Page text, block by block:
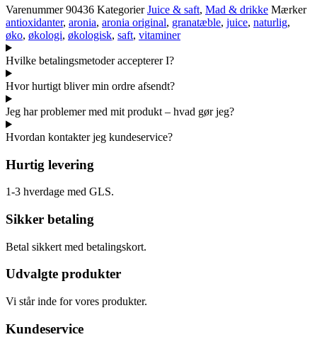
BEMÆRK
MIN
6
FLASKER
PR:
ORDRE
-
Leveres
ikke
enkeltvis,
kun
kasser
med
6
stk.
antal
Varenummer90436 Kategorier Juice & saft, Mad & drikke Mærker
antioxidanter, aronia, aronia original, granatæble, juice, naturlig,
øko, økologi, økologisk, saft, vitaminer
Hvilke betalingsmetoder accepterer I?
Hvor hurtigt bliver min ordre afsendt?
Jeg har problemer med mit produkt – hvad gør jeg?
Hvordan kontakter jeg kundeservice?
Hurtig levering
1-3 hverdage med GLS.
Sikker betaling
Betal sikkert med betalingskort.
Udvalgte produkter
Vi står inde for vores produkter.
Kundeservice